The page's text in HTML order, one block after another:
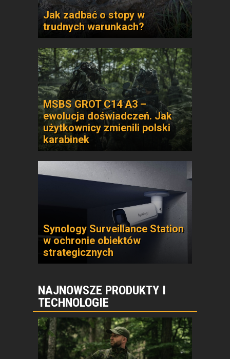
Jak zadbać o stopy w
trudnych warunkach?
MSBS GROT C14 A3 –
ewolucja doświadczeń. Jak
użytkownicy zmienili polski
karabinek
Synology Surveillance Station
w ochronie obiektów
strategicznych
NAJNOWSZE PRODUKTY I
TECHNOLOGIE